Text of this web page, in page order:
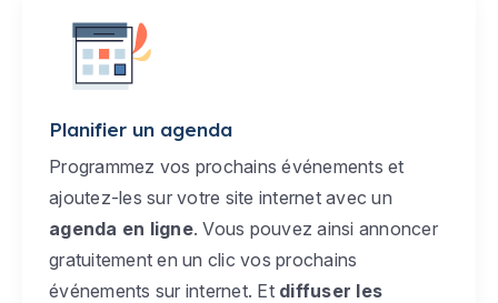
Planifier un agenda
Programmez vos prochains événements et
ajoutez-les sur votre site internet avec un
agenda en ligne. Vous pouvez ainsi annoncer
gratuitement en un clic vos prochains
événements sur internet. Et diffuser les